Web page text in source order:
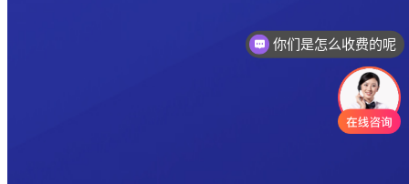
你们是怎么收费的呢